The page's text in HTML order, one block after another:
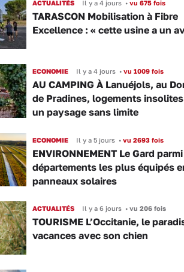
ACTUALITÉS Il y a 4 jours •vu 675 fois
TARASCON Mobilisation à Fibre
Excellence : « cette usine a un
ECONOMIE Il y a 4 jours •vu 1009 fois
AU CAMPING À Lanuéjols, au
de Pradines, logements
un paysage sans limite
ECONOMIE Il y a 5 jours •vu 2693 fois
ENVIRONNEMENT Le Gard
départements les plus équipés
panneaux solaires
ACTUALITÉS Il y a 6 jours •vu 206 fois
TOURISME L’Occitanie, le
vacances avec son chien